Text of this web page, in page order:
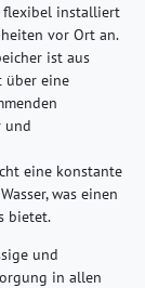
flexibel installiert
vor Ort an.
ist aus
über eine
und
eine konstante
was einen
bietet.
und
in allen